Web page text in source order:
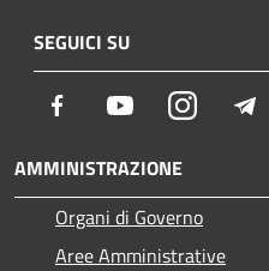
SEGUICI SU
Facebook YoutubeInstagram
AMMINISTRAZIONE
Organi di Governo
Aree Amministrative